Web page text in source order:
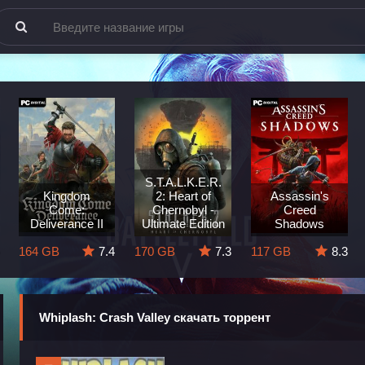
Kingdom
Come:
Deliverance II
164 GB
7.4
S.T.A.L.K.E.R.
2: Heart of
Chernobyl -
Ultimate Edition
170 GB
7.3
Assassin's
Creed
Shadows
117 GB
8.3
Whiplash: Crash Valley скачать торрент